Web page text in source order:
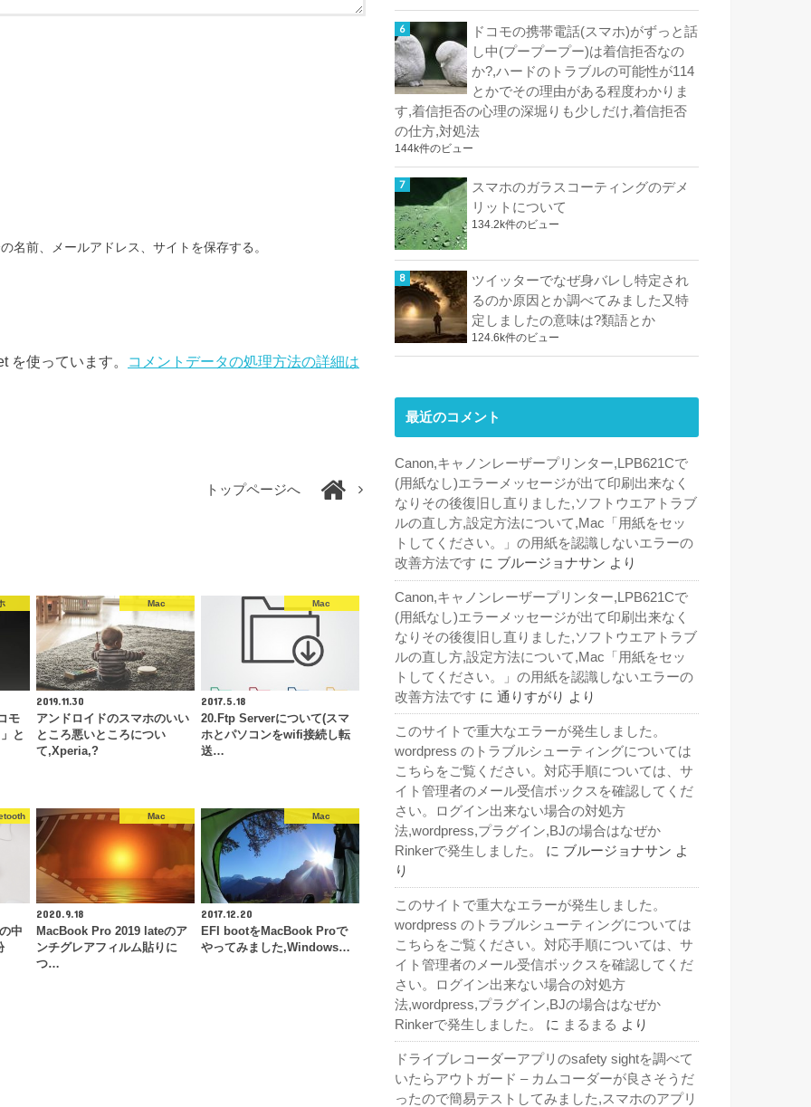
名前、メールアドレス、サイトを保存する。
を使っています。 コメントデータの処理方法の詳細は
トップページへ
モ
と
Mac
2019.11.30
アンドロイドのスマホのいい
ところ悪いところについ
て,Xperia,?
Mac
2017.5.18
20.Ftp Serverについて(スマ
ホとパソコンをwifi接続し転
送…
中
Mac
2020.9.18
MacBook Pro 2019 lateのア
ンチグレアフィルム貼りに
つ…
Mac
2017.12.20
EFI bootをMacBook Proで
やってみました,Windows…
ドコモの携帯電話(スマホ)がずっと話
し中(プープープー)は着信拒否なの
か?,ハードのトラブルの可能性が114
とかでその理由がある程度わかりま
す,着信拒否の心理の深堀りも少しだけ,着信拒否
の仕方,対処法
144k件のビュー
スマホのガラスコーティングのデメ
リットについて
134.2k件のビュー
ツイッターでなぜ身バレし特定され
るのか原因とか調べてみました又特
定しましたの意味は?類語とか
124.6k件のビュー
最近のコメント
Canon,キャノンレーザープリンター,LPB621Cで
(用紙なし)エラーメッセージが出て印刷出来なく
なりその後復旧し直りました,ソフトウエアトラブ
ルの直し方,設定方法について,Mac「用紙をセッ
トしてください。」の用紙を認識しないエラーの
改善方法です に ブルージョナサン より
Canon,キャノンレーザープリンター,LPB621Cで
(用紙なし)エラーメッセージが出て印刷出来なく
なりその後復旧し直りました,ソフトウエアトラブ
ルの直し方,設定方法について,Mac「用紙をセッ
トしてください。」の用紙を認識しないエラーの
改善方法です に 通りすがり より
このサイトで重大なエラーが発生しました。
wordpress のトラブルシューティングについては
こちらをご覧ください。対応手順については、サ
イト管理者のメール受信ボックスを確認してくだ
さい。ログイン出来ない場合の対処方
法,wordpress,プラグイン,BJの場合はなぜか
Rinkerで発生しました。
に ブルージョナサン よ
り
このサイトで重大なエラーが発生しました。
wordpress のトラブルシューティングについては
こちらをご覧ください。対応手順については、サ
イト管理者のメール受信ボックスを確認してくだ
さい。ログイン出来ない場合の対処方
法,wordpress,プラグイン,BJの場合はなぜか
Rinkerで発生しました。
に まるまる より
ドライブレコーダーアプリのsafety sightを調べて
いたらアウトガード – カムコーダーが良さそうだ
ったので簡易テストしてみました,スマホのアプリ